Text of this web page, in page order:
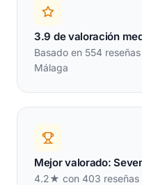
3.9 de valoración
Basado en 554
Málaga
Mejor valorado:
4.2★ con 403